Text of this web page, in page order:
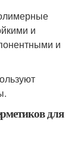
и
и
для